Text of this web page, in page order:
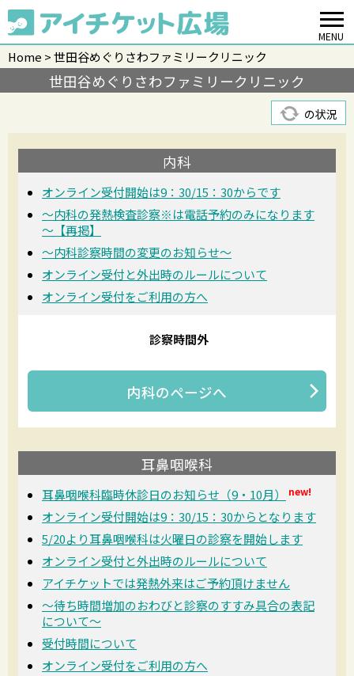
MENU
Home 世田谷めぐりさわファミリークリニック
世田谷めぐりさわファミリークリニック
の状況
内科
オンライン受付開始は9：30/15：30からです
～内科の発熱検査診察※は電話予約のみになります
～【再掲】
～内科診察時間の変更のお知らせ～
オンライン受付と外出時のルールについて
オンライン受付をご利用の方へ
診察時間外
内科のページへ
耳鼻咽喉科
耳鼻咽喉科臨時休診日のお知らせ（9・10月） new!
オンライン受付開始は9：30/15：30からとなります
5/20より耳鼻咽喉科は火曜日の診察を開始します
オンライン受付と外出時のルールについて
アイチケットでは発熱外来はご予約頂けません
～待ち時間増加のおわびと診察のすすみ具合の表記
について～
受付時間について
オンライン受付をご利用の方へ